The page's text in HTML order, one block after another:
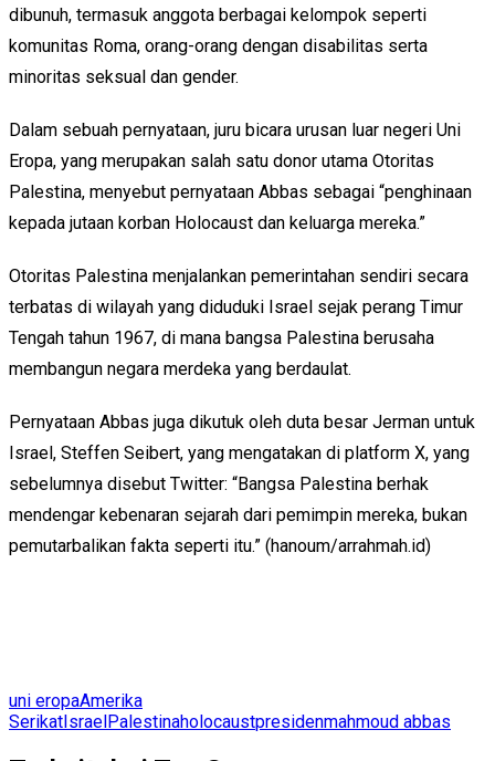
dibunuh, termasuk anggota berbagai kelompok seperti
komunitas Roma, orang-orang dengan disabilitas serta
minoritas seksual dan gender.
Dalam sebuah pernyataan, juru bicara urusan luar negeri Uni
Eropa, yang merupakan salah satu donor utama Otoritas
Palestina, menyebut pernyataan Abbas sebagai “penghinaan
kepada jutaan korban Holocaust dan keluarga mereka.”
Otoritas Palestina menjalankan pemerintahan sendiri secara
terbatas di wilayah yang diduduki Israel sejak perang Timur
Tengah tahun 1967, di mana bangsa Palestina berusaha
membangun negara merdeka yang berdaulat.
Pernyataan Abbas juga dikutuk oleh duta besar Jerman untuk
Israel, Steffen Seibert, yang mengatakan di platform X, yang
sebelumnya disebut Twitter: “Bangsa Palestina berhak
mendengar kebenaran sejarah dari pemimpin mereka, bukan
pemutarbalikan fakta seperti itu.” (hanoum/arrahmah.id)
uni eropaAmerika
SerikatIsraelPalestinaholocaustpresidenmahmoud abbas